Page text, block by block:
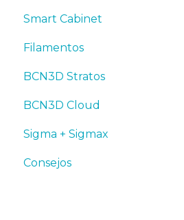
Manuales y descargas
Primeros pasos
Mantenimiento
Consejos
Troubleshooting
Smart Cabinet
Manuales y Descargas
Primeros pasos
Mantenimiento
Resolución de problemas
Filamentos
Consejos
PLA
Tough PLA
TPU
BCN3D Stratos
BCN3D Cloud
BCN3D Cloud Teams
Sigma + Sigmax
Manuales y descargas
Consejos